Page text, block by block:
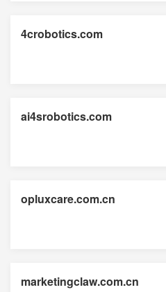
4crobotics.com
ai4srobotics.com
opluxcare.com.cn
marketingclaw.com.cn